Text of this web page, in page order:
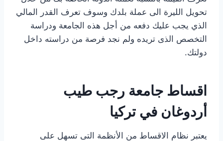
تحويل الليرة الى عملة بلدك وسوف تعرف القدر المالي
الذي يجب عليك دفعه من أجل هذه الجامعة ودراسة
التخصص الذى تريده ولم نجد فرصة من دراسته داخل
دولتك.
اقساط جامعة رجب طيب
أردوغان في تركيا
يعتبر نظام الاقساط من الأنظمة التى تسهل على